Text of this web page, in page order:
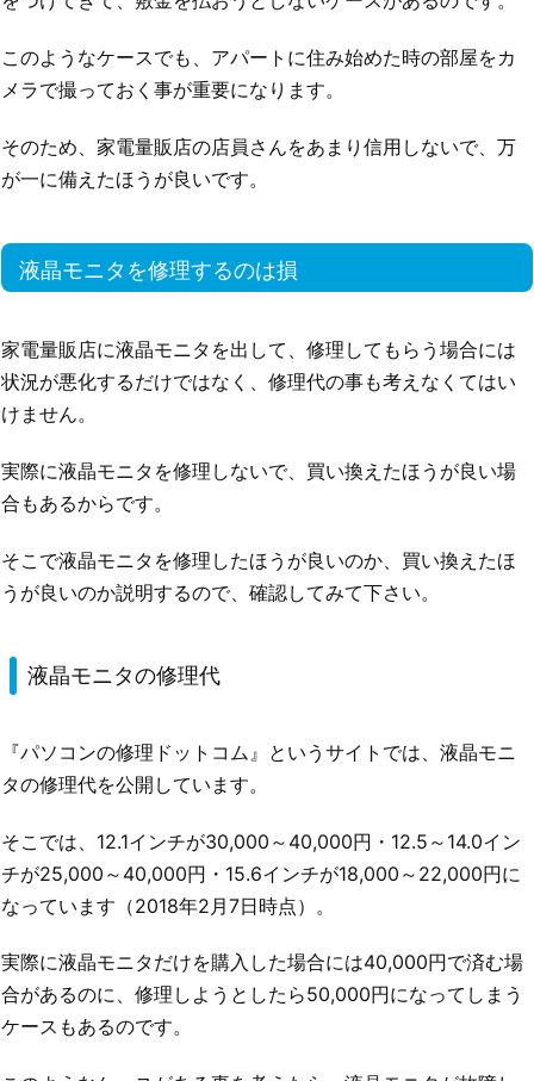
このようなケースでも、アパートに住み始めた時の部屋をカ
メラで撮っておく事が重要になります。
そのため、家電量販店の店員さんをあまり信用しないで、万
が一に備えたほうが良いです。
液晶モニタを修理するのは損
家電量販店に液晶モニタを出して、修理してもらう場合には
状況が悪化するだけではなく、修理代の事も考えなくてはい
けません。
実際に液晶モニタを修理しないで、買い換えたほうが良い場
合もあるからです。
そこで液晶モニタを修理したほうが良いのか、買い換えたほ
うが良いのか説明するので、確認してみて下さい。
液晶モニタの修理代
『パソコンの修理ドットコム』というサイトでは、液晶モニ
タの修理代を公開しています。
そこでは、12.1インチが30,000～40,000円・12.5～14.0イン
チが25,000～40,000円・15.6インチが18,000～22,000円に
なっています（2018年2月7日時点）。
実際に液晶モニタだけを購入した場合には40,000円で済む場
合があるのに、修理しようとしたら50,000円になってしまう
ケースもあるのです。